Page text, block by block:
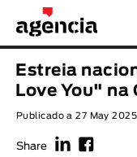
Notícias
Realizadores
TÍTULO ORIGINAL
TÍTULO PORTUGUÊS
Estreia
Love You" na
Publicado a 27 May 2025
Share f F